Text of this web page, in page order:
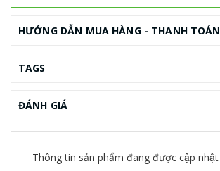
HƯỚNG DẪN MUA HÀNG - THANH TOÁN
TAGS
ĐÁNH GIÁ
Thông tin sản phẩm đang được cập nhật